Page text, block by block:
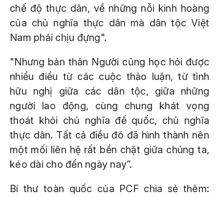
chế độ thực dân, về những nỗi kinh hoàng
của chủ nghĩa thực dân mà dân tộc Việt
Nam phải chịu đựng".
"Nhưng bản thân Người cũng học hỏi được
nhiều điều từ các cuộc thảo luận, từ tình
hữu nghị giữa các dân tộc, giữa những
người lao động, cùng chung khát vọng
thoát khỏi chủ nghĩa đế quốc, chủ nghĩa
thực dân. Tất cả điều đó đã hình thành nên
một mối liên hệ rất bền chặt giữa chúng ta,
kéo dài cho đến ngày nay”.
Bí thư toàn quốc của PCF chia sẻ thêm: